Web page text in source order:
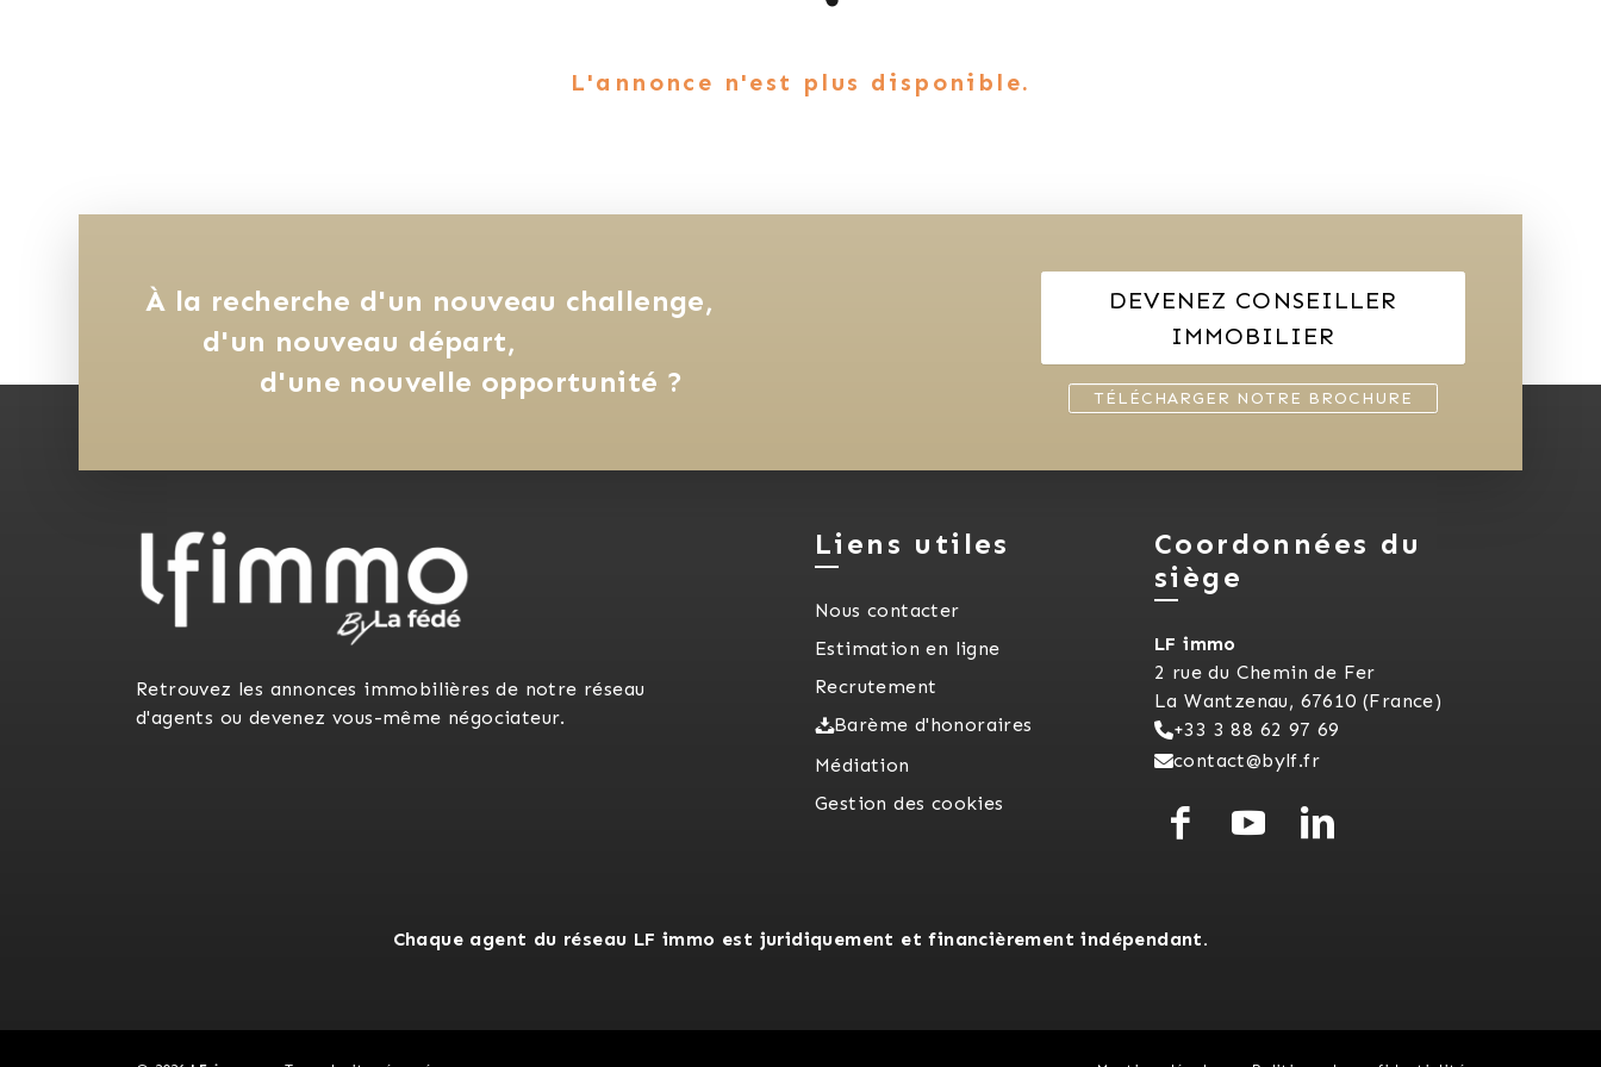
L'annonce n'est plus disponible.
À la recherche d'un nouveau challenge,
d'un nouveau départ,
d'une nouvelle opportunité ?
DEVENEZ CONSEILLER
IMMOBILIER
TÉLÉCHARGER NOTRE BROCHURE
Retrouvez les annonces immobilières de notre réseau
d'agents ou devenez vous-même négociateur.
Liens utiles
Nous contacter
Estimation en ligne
Recrutement
Barème d'honoraires
Médiation
Gestion des cookies
Coordonnées du
siège
LF immo
2 rue du Chemin de Fer
La Wantzenau, 67610 (France)
+33 3 88 62 97 69
contact@bylf.fr
Chaque agent du réseau LF immo est juridiquement et financièrement indépendant.